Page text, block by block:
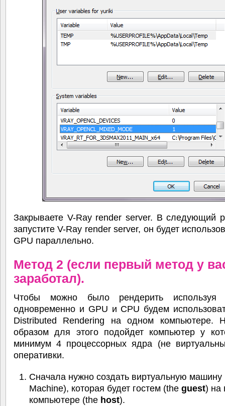
Закрываете V-Ray render server. В следующий
запустите V-Ray render server, он будет
GPU параллельно.
Метод 2 (если первый метод у
заработал).
Чтобы можно было рендерить используя
одновременно и GPU и CPU будем
Distributed Rendering на одном компьютере.
образом для этого подойдет компьютер у
минимум 4 процессорных ядра (не
оперативки.
Сначала нужно создать виртуальную машину
Machine), которая будет гостем (the guest) на
компьютере (the host).